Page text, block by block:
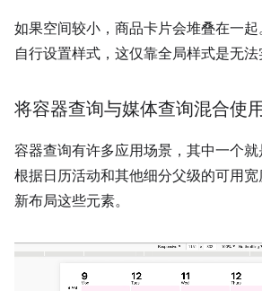
如果空间较小，商品卡片会堆叠在一
自行设置样式，这仅靠全局样式是无法
将容器查询与媒体查询混合使
容器查询有许多应用场景，其中一个
根据日历活动和其他细分父级的可用
新布局这些元素。